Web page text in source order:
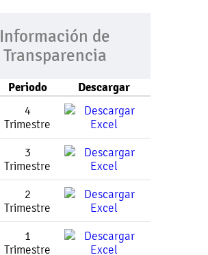
Información de
Transparencia
Periodo Descargar
4
Trimestre
3
Trimestre
2
Trimestre
1
Trimestre